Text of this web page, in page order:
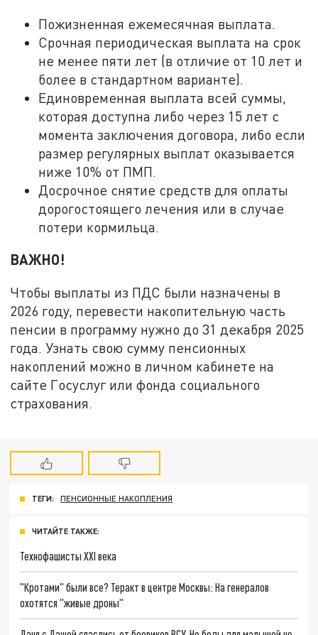
Пожизненная ежемесячная выплата.
Срочная периодическая выплата на срок
не менее пяти лет (в отличие от 10 лет и
более в стандартном варианте).
Единовременная выплата всей суммы,
которая доступна либо через 15 лет с
момента заключения договора, либо если
размер регулярных выплат оказывается
ниже 10% от ПМП.
Досрочное снятие средств для оплаты
дорогостоящего лечения или в случае
потери кормильца.
ВАЖНО!
Чтобы выплаты из ПДС были назначены в
2026 году, перевести накопительную часть
пенсии в программу нужно до 31 декабря 2025
года. Узнать свою сумму пенсионных
накоплений можно в личном кабинете на
сайте Госуслуг или фонда социального
страхования.
ТЕГИ: ПЕНСИОННЫЕ НАКОПЛЕНИЯ
ЧИТАЙТЕ ТАКЖЕ:
Технофашисты XXI века
"Кротами" были все? Теракт в центре Москвы: На генералов
охотятся "живые дроны"